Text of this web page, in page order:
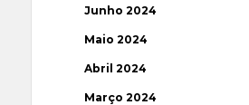
Junho 2024
Maio 2024
Abril 2024
Março 2024